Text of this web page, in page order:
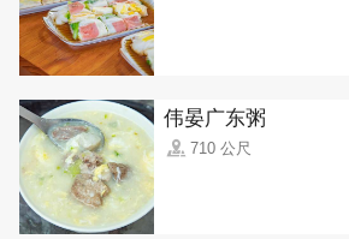
伟晏广东粥
710 公尺